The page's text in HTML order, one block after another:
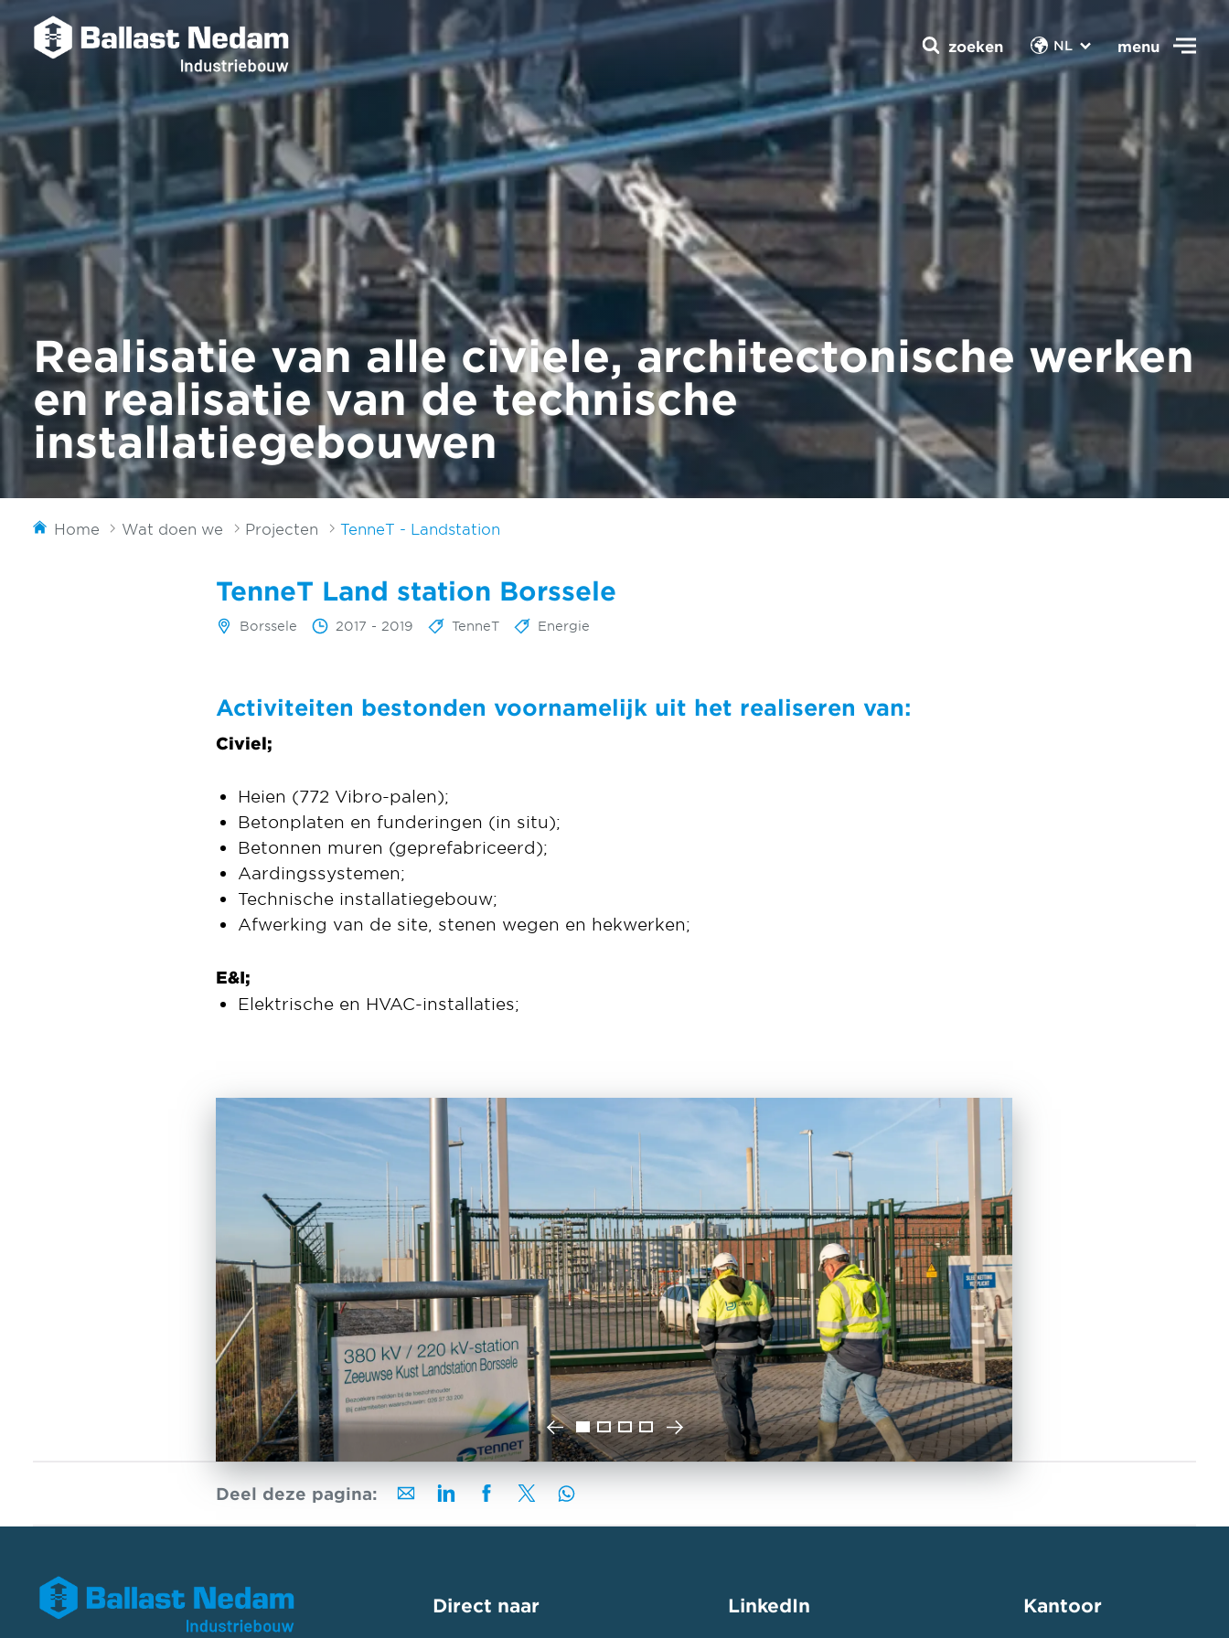
menu
NL
zoeken
Realisatie van alle civiele, architectonische werken
en realisatie van de technische
installatiegebouwen
Home Wat doen we Projecten TenneT - Landstation
TenneT Land station Borssele
Borssele 2017 - 2019 TenneT Energie
Activiteiten bestonden ​​voornamelijk uit het realiseren van:
Civiel;
Heien (772 Vibro-palen);
Betonplaten en funderingen (in situ);
Betonnen muren (geprefabriceerd);
Aardingssystemen;
Technische installatiegebouw;
Afwerking van de site, stenen wegen en hekwerken;
E&I;
Elektrische en HVAC-installaties;
Deel deze pagina:
Direct naar LinkedIn Kantoor